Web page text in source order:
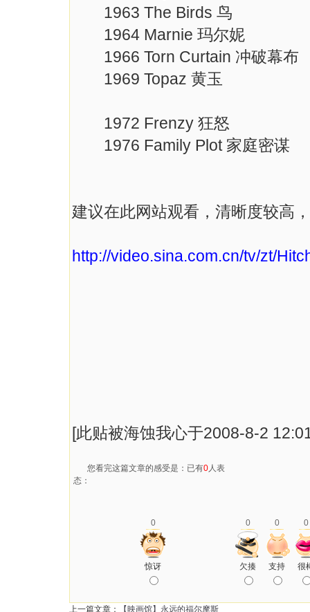
1963 The Birds 鸟
1964 Marnie 玛尔妮
1966 Torn Curtain 冲破幕布
1969 Topaz 黄玉
1972 Frenzy 狂怒
1976 Family Plot 家庭密谋
建议在此网站观看，清晰度较高
http://video.sina.com.cn/tv/zt/
[此贴被海蚀我心于2008-8-2
您看完这篇文章的感受是：已有0人表
态：
0 0 0 0
惊讶 欠揍 支持 很
上一篇文章： 【映画馆】永远的福尔摩斯